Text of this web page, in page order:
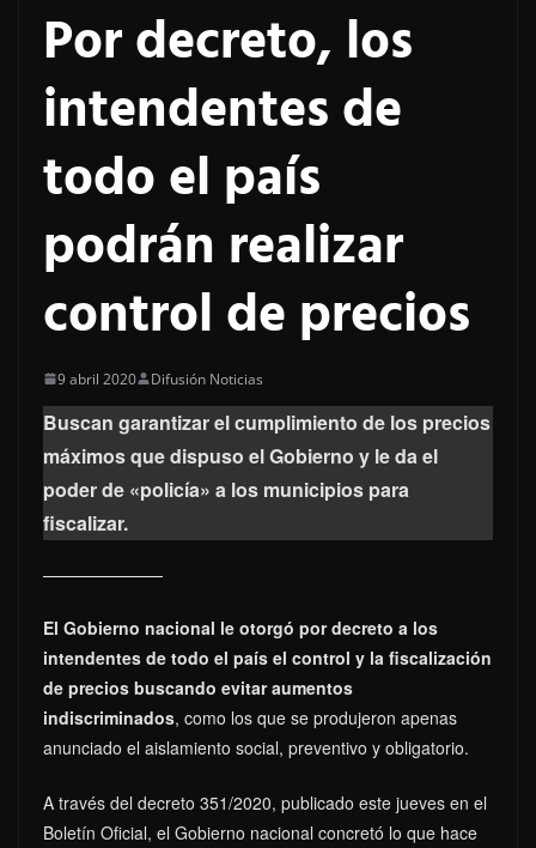
Por decreto, los
intendentes de
todo el país
podrán realizar
control de precios
9 abril 2020 Difusión Noticias
Buscan garantizar el cumplimiento de los precios
máximos que dispuso el Gobierno y le da el
poder de «policía» a los municipios para
fiscalizar.
El Gobierno nacional le otorgó por decreto a los
intendentes de todo el país el control y la fiscalización
de precios buscando evitar aumentos
indiscriminados, como los que se produjeron apenas
anunciado el aislamiento social, preventivo y obligatorio.
A través del decreto 351/2020, publicado este jueves en el
Boletín Oficial, el Gobierno nacional concretó lo que hace